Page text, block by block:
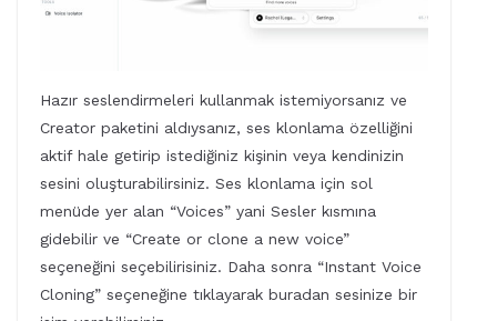
Hazır seslendirmeleri kullanmak istemiyorsanız ve
Creator paketini aldıysanız, ses klonlama özelliğini
aktif hale getirip istediğiniz kişinin veya kendinizin
sesini oluşturabilirsiniz. Ses klonlama için sol
menüde yer alan “Voices” yani Sesler kısmına
gidebilir ve “Create or clone a new voice”
seçeneğini seçebilirisiniz. Daha sonra “Instant Voice
Cloning” seçeneğine tıklayarak buradan sesinize bir